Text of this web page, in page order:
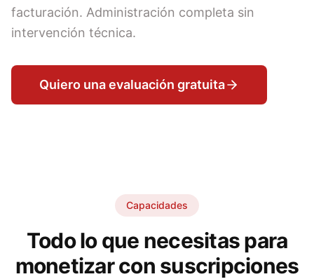
facturación. Administración completa sin
intervención técnica.
Quiero una evaluación gratuita
Capacidades
Todo lo que necesitas para
monetizar con suscripciones